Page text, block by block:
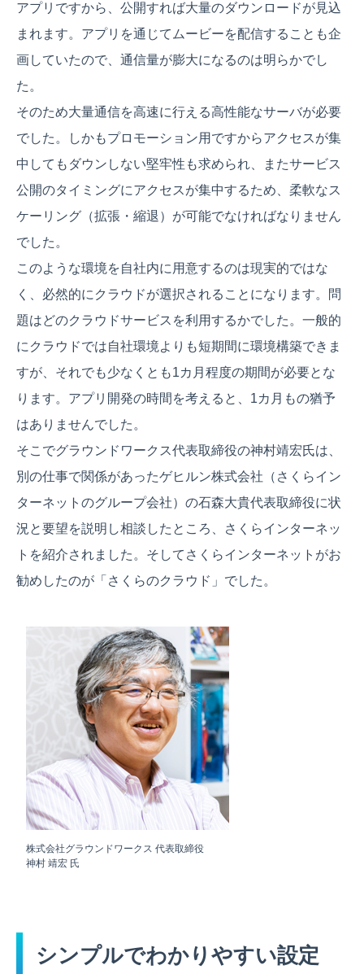
株式会社グラウンドワークス 代表取締役
神村 靖宏 氏
アプリですから、公開すれば大量のダウンロードが見込
まれます。アプリを通じてムービーを配信することも企
画していたので、通信量が膨大になるのは明らかでし
た。
そのため大量通信を高速に行える高性能なサーバが必要
でした。しかもプロモーション用ですからアクセスが集
中してもダウンしない堅牢性も求められ、またサービス
公開のタイミングにアクセスが集中するため、柔軟なス
ケーリング（拡張・縮退）が可能でなければなりません
でした。
このような環境を自社内に用意するのは現実的ではな
く、必然的にクラウドが選択されることになります。問
題はどのクラウドサービスを利用するかでした。一般的
にクラウドでは自社環境よりも短期間に環境構築できま
すが、それでも少なくとも1カ月程度の期間が必要とな
ります。アプリ開発の時間を考えると、1カ月もの猶予
はありませんでした。
そこでグラウンドワークス代表取締役の神村靖宏氏は、
別の仕事で関係があったゲヒルン株式会社（さくらイン
ターネットのグループ会社）の石森大貴代表取締役に状
況と要望を説明し相談したところ、さくらインターネッ
トを紹介されました。そしてさくらインターネットがお
勧めしたのが「さくらのクラウド」でした。
シンプルでわかりやすい設定